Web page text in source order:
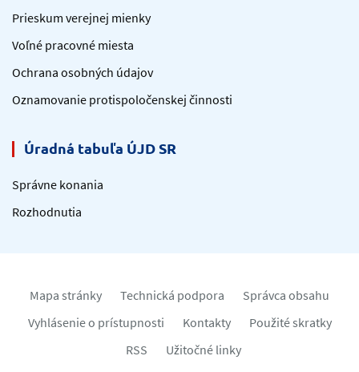
Prieskum verejnej mienky
Voľné pracovné miesta
Ochrana osobných údajov
Oznamovanie protispoločenskej činnosti
Úradná tabuľa ÚJD SR
Správne konania
Rozhodnutia
Mapa stránky Technická podpora
Správca obsahu
Vyhlásenie o prístupnosti
Kontakty
Použité skratky
RSS
Užitočné linky